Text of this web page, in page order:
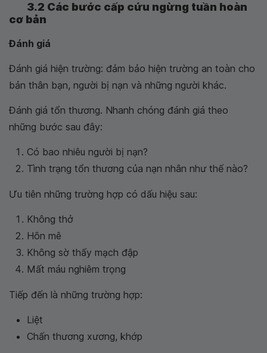
3.2 Các bước cấp cứu ngừng tuần hoàn
cơ bản
Đánh giá
Đánh giá hiện trường: đảm bảo hiện trường an toàn cho
bản thân bạn, người bị nạn và những người khác.
Đánh giá tổn thương. Nhanh chóng đánh giá theo
những bước sau đây:
Có bao nhiêu người bị nạn?
Tình trạng tổn thương của nạn nhân như thế nào?
Ưu tiên những trường hợp có dấu hiệu sau:
Không thở
Hôn mê
Không sờ thấy mạch đập
Mất máu nghiêm trọng
Tiếp đến là những trường hợp:
Liệt
Chấn thương xương, khớp